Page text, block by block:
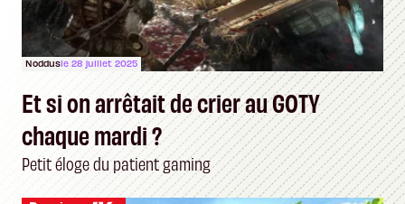
Noddusle 28 juillet 2025
Et si on arrêtait de crier au GOTY
chaque mardi ?
Petit éloge du patient gaming